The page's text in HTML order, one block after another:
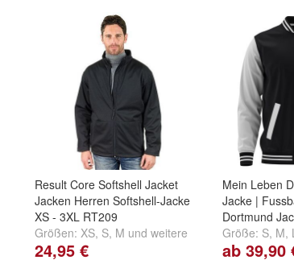
Result Core Softshell Jacket
Jacken Herren Softshell-Jacke
XS - 3XL RT209
Größen: XS, S, M und weitere
...
24,95 €
Mein Leben
Jacke |
Dortmund
Größe: S, M,
ab 39,90